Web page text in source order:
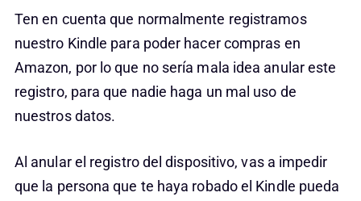
Ten en cuenta que normalmente registramos
nuestro Kindle para poder hacer compras en
Amazon, por lo que no sería mala idea anular este
registro, para que nadie haga un mal uso de
nuestros datos.
Al anular el registro del dispositivo, vas a impedir
que la persona que te haya robado el Kindle pueda